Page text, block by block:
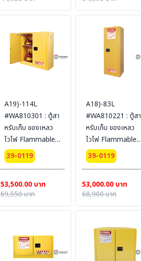
46x109x46
SYSBEL (ไม่รวม
61x109x46
SYSBEL (ไม่รวม
สายดิน)
A19)-114L
#WA810301 : ตู้สา
หรับเก็บ ของเหลว
ไวไฟ Flammable
Cabinets 114 L 2
door (self-close)
Ext dimension
112x109x46
SYSBEL (ไม่รวม
39-0119
53,500.00 บาท
69,550 บาท
A18)-83L
#WA810221 : ตู้สา
หรับเก็บ ของเหลว
ไวไฟ Flammable
Cabinets 114 L 2
door (self-close)
Ext dimension
112x109x46
SYSBEL (ไม่รวม
39-0119
53,000.00 บาท
68,900 บาท